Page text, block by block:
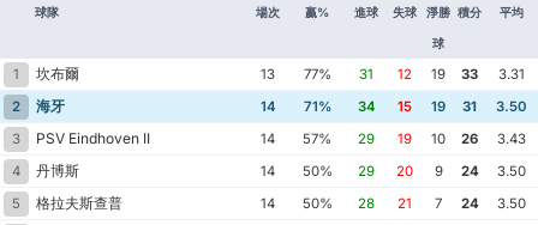
球隊 場次 贏% 進球 失球 淨勝
球
積分 平均
1 坎布爾 13 77% 31 12 19 33
3.31
2
海牙 14 71% 34 15 19 31
3.50
3
PSV Eindhoven II 14 57% 29 19 10 26
3.43
4
丹博斯 14 50% 29 20 9 24
3.50
5
格拉夫斯查普 14 50% 28 21 7 24
3.50